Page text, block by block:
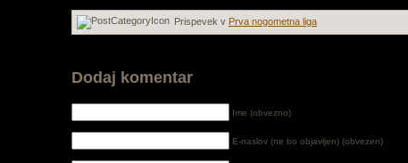
Prispevek v Prva nogometna liga
Dodaj komentar
Ime (obvezno)
E-naslov (ne bo objavljen) (obvezen)